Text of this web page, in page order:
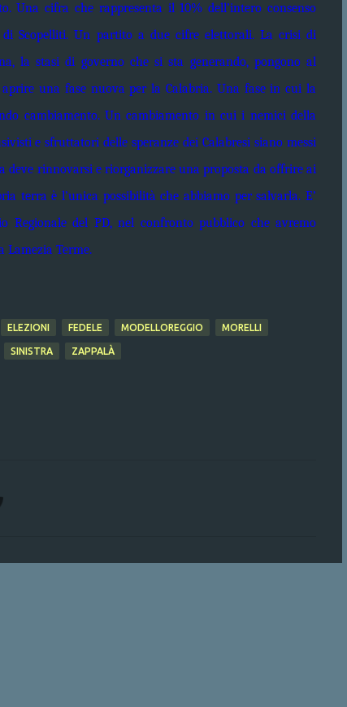
Una cifra che rappresenta il 10% dell’intero consenso
di Scopelliti. Un partito a due cifre elettorali. La crisi di
la stasi di governo che si sta generando, pongono al
una fase nuova per la Calabria. Una fase in cui la
cambiamento. Un cambiamento in cui i nemici della
e sfruttatori delle speranze dei Calabresi siano messi
deve rinnovarsi e riorganizzare una proposta da offrire ai
terra è l’unica possibilità che abbiamo per salvarla. E’
Regionale del PD, nel confronto pubblico che avremo
Lamezia Terme.
ELEZIONI FEDELE MODELLOREGGIO MORELLI
SINISTRA ZAPPALÀ